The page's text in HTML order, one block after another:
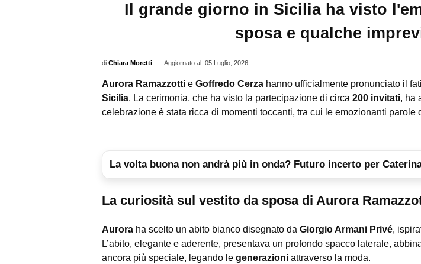
Il grande giorno in Sicilia ha visto
sposa e qualche
di Chiara Moretti - Aggiornato al: 05 Luglio, 2026
Aurora Ramazzotti e Goffredo Cerza hanno ufficialmente pronunciato il
Sicilia. La cerimonia, che ha visto la partecipazione di circa 200 invitati, ha
celebrazione è stata ricca di momenti toccanti, tra cui le emozionanti parole
La volta buona non andrà più in onda? Futuro incerto per
La curiosità sul vestito da sposa di Aurora
Aurora ha scelto un abito bianco disegnato da Giorgio Armani Privé,
L’abito, elegante e aderente, presentava un profondo spacco laterale,
ancora più speciale, legando le generazioni attraverso la moda.